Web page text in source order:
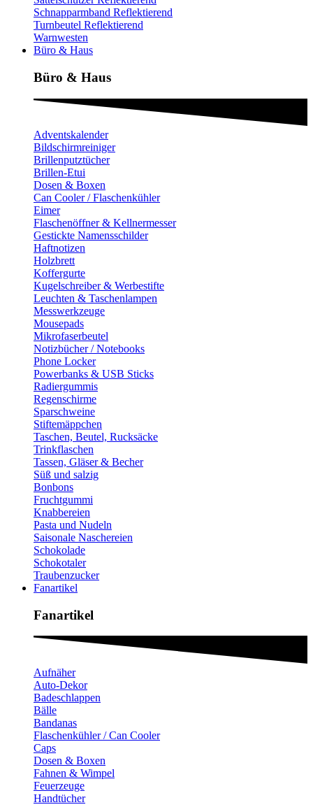
Schnapparmband Reflektierend
Turnbeutel Reflektierend
Warnwesten
Büro & Haus
Büro & Haus
Adventskalender
Bildschirmreiniger
Brillenputztücher
Brillen-Etui
Dosen & Boxen
Can Cooler / Flaschenkühler
Eimer
Flaschenöffner & Kellnermesser
Gestickte Namensschilder
Haftnotizen
Holzbrett
Koffergurte
Kugelschreiber & Werbestifte
Leuchten & Taschenlampen
Messwerkzeuge
Mousepads
Mikrofaserbeutel
Notizbücher / Notebooks
Phone Locker
Powerbanks & USB Sticks
Radiergummis
Regenschirme
Sparschweine
Stiftemäppchen
Taschen, Beutel, Rucksäcke
Trinkflaschen
Tassen, Gläser & Becher
Süß und salzig
Bonbons
Fruchtgummi
Knabbereien
Pasta und Nudeln
Saisonale Naschereien
Schokolade
Schokotaler
Traubenzucker
Fanartikel
Fanartikel​
Aufnäher
Auto-Dekor
Badeschlappen
Bälle
Bandanas
Flaschenkühler / Can Cooler
Caps
Dosen & Boxen
Fahnen & Wimpel
Feuerzeuge
Handtücher